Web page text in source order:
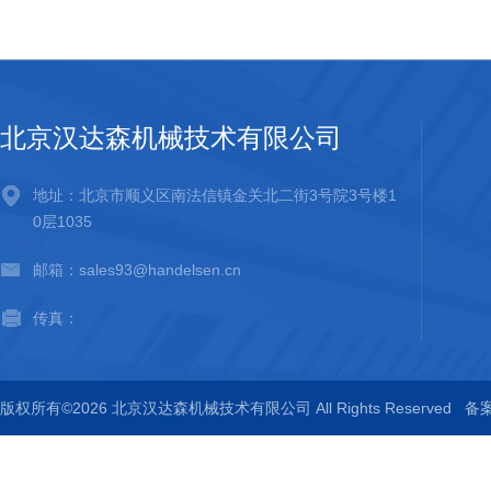
北京汉达森机械技术有限公司
地址：北京市顺义区南法信镇金关北二街3号院3号楼1
0层1035
邮箱：sales93@handelsen.cn
传真：
版权所有©2026 北京汉达森机械技术有限公司 All Rights Reserved 备